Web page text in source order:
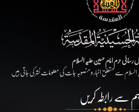
رسائی حرم امام حسین علیہ السلام
سے متعلق اخبار و منصوبہ جات کی معلومات نشر کی جاتی ہیں
ہم سے رابطہ کریں